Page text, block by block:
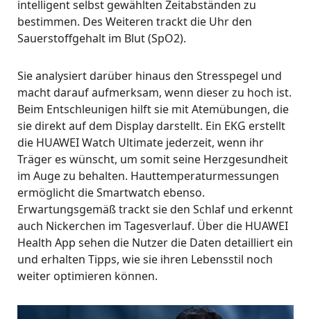
intelligent selbst gewählten Zeitabständen zu
bestimmen. Des Weiteren trackt die Uhr den
Sauerstoffgehalt im Blut (SpO2).
Sie analysiert darüber hinaus den Stresspegel und
macht darauf aufmerksam, wenn dieser zu hoch ist.
Beim Entschleunigen hilft sie mit Atemübungen, die
sie direkt auf dem Display darstellt. Ein EKG erstellt
die HUAWEI Watch Ultimate jederzeit, wenn ihr
Träger es wünscht, um somit seine Herzgesundheit
im Auge zu behalten. Hauttemperaturmessungen
ermöglicht die Smartwatch ebenso.
Erwartungsgemäß trackt sie den Schlaf und erkennt
auch Nickerchen im Tagesverlauf. Über die HUAWEI
Health App sehen die Nutzer die Daten detailliert ein
und erhalten Tipps, wie sie ihren Lebensstil noch
weiter optimieren können.